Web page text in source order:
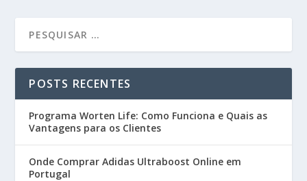
POSTS RECENTES
Programa Worten Life: Como Funciona e Quais as
Vantagens para os Clientes
Onde Comprar Adidas Ultraboost Online em
Portugal